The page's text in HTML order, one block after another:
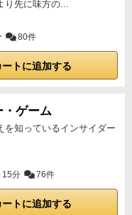
り先に味方の...
80件
トに追加する
・ゲーム
を知っているインサイダー
15分 76件
トに追加する